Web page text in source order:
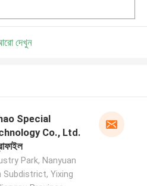
দেখুন
Special
Co., Ltd.
Park, Nanyuan
Subdistrict, Yixing